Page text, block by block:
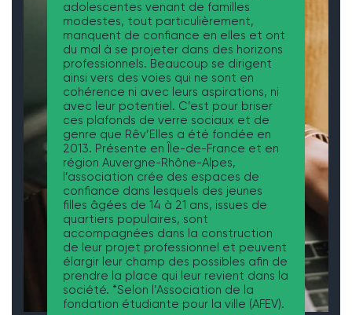
adolescentes venant de familles
modestes, tout particulièrement,
manquent de confiance en elles et ont
du mal à se projeter dans des horizons
professionnels. Beaucoup se dirigent
ainsi vers des voies qui ne sont en
cohérence ni avec leurs aspirations, ni
avec leur potentiel. C’est pour briser
ces plafonds de verre sociaux et de
genre que Rêv’Elles a été fondée en
2013. Présente en Île-de-France et en
région Auvergne-Rhône-Alpes,
l’association crée des espaces de
confiance dans lesquels des jeunes
filles âgées de 14 à 21 ans, issues de
quartiers populaires, sont
accompagnées dans la construction
de leur projet professionnel et peuvent
élargir leur champ des possibles afin de
prendre la place qui leur revient dans la
société. *Selon l’Association de la
fondation étudiante pour la ville (AFEV).